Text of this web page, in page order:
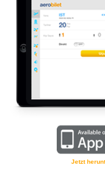
Jetzt